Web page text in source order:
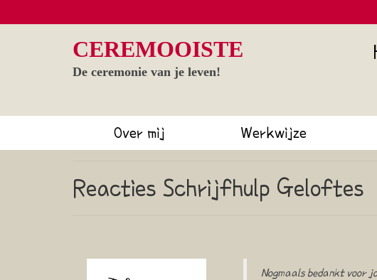
CEREMOOISTE
De ceremonie van je leven!
Over mij Werkwijze
Reacties Schrijfhulp Geloftes
Nogmaals bedankt voor